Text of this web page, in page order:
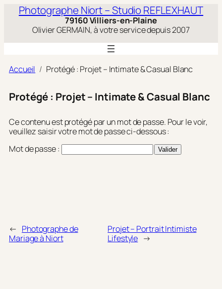
Aller
contenu
Photographe Niort – Studio REFLEXHAUT
79160 Villiers-en-Plaine
Olivier GERMAIN, à votre service depuis 2007
Accueil Protégé : Projet – Intimate & Casual Blanc
Protégé : Projet – Intimate & Casual Blanc
Ce contenu est protégé par un mot de passe. Pour le voir,
veuillez saisir votre mot de passe ci-dessous :
Mot de passe :
← Photographe de
Mariage à Niort
Projet – Portrait Intimiste
Lifestyle →